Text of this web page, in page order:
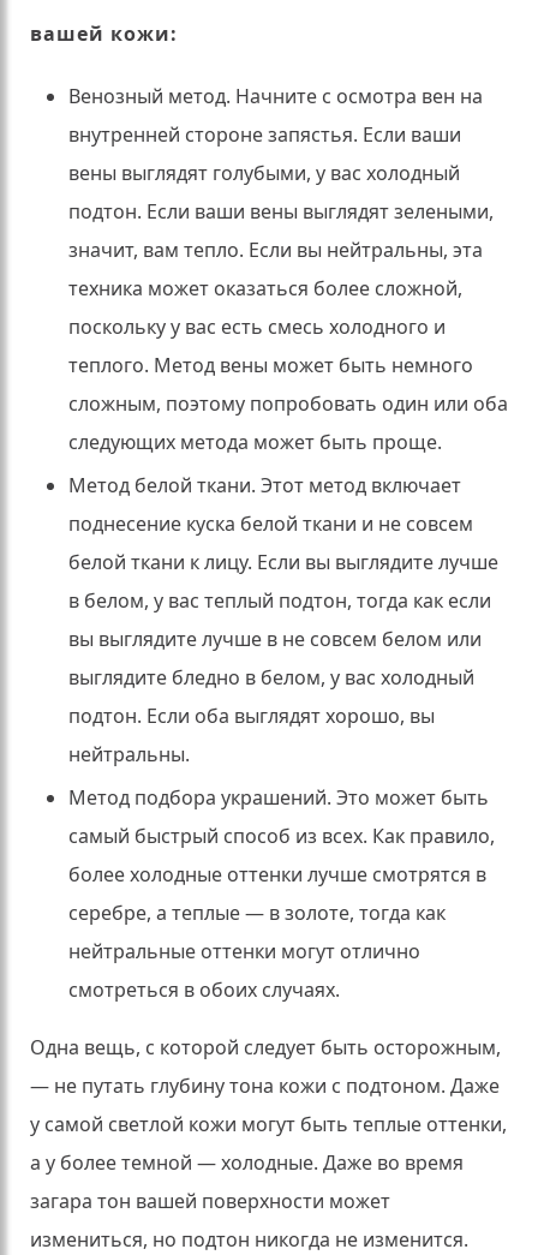
вашей кожи:
Венозный метод. Начните с осмотра вен на
внутренней стороне запястья. Если ваши
вены выглядят голубыми, у вас холодный
подтон. Если ваши вены выглядят зелеными,
значит, вам тепло. Если вы нейтральны, эта
техника может оказаться более сложной,
поскольку у вас есть смесь холодного и
теплого. Метод вены может быть немного
сложным, поэтому попробовать один или оба
следующих метода может быть проще.
Метод белой ткани. Этот метод включает
поднесение куска белой ткани и не совсем
белой ткани к лицу. Если вы выглядите лучше
в белом, у вас теплый подтон, тогда как если
вы выглядите лучше в не совсем белом или
выглядите бледно в белом, у вас холодный
подтон. Если оба выглядят хорошо, вы
нейтральны.
Метод подбора украшений. Это может быть
самый быстрый способ из всех. Как правило,
более холодные оттенки лучше смотрятся в
серебре, а теплые — в золоте, тогда как
нейтральные оттенки могут отлично
смотреться в обоих случаях.
Одна вещь, с которой следует быть осторожным,
— не путать глубину тона кожи с подтоном. Даже
у самой светлой кожи могут быть теплые оттенки,
а у более темной — холодные. Даже во время
загара тон вашей поверхности может
измениться, но подтон никогда не изменится.